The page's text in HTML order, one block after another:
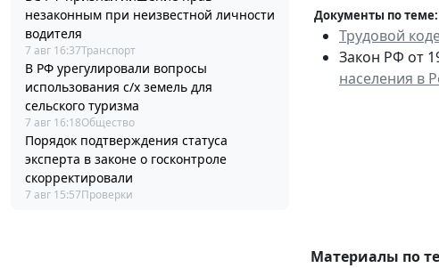
незаконным при неизвестной личности
водителя
7 авг 16:37Транспорт
В РФ урегулировали вопросы
использования с/х земель для
сельского туризма
7 авг 16:18Общество
Порядок подтверждения статуса
эксперта в законе о госконтроле
скорректировали
7 авг 15:57Проверки
Документы по теме:
Трудовой
Закон РФ от
населения в
Материалы по